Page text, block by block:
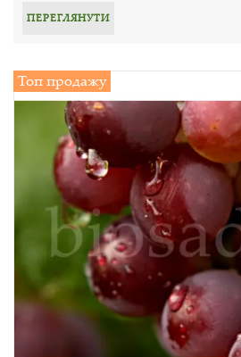
ПЕРЕГЛЯНУТИ
Топ продажу